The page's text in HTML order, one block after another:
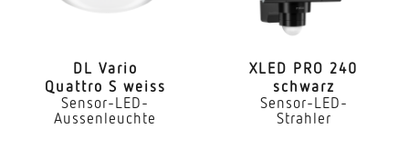
LED Kühlsystem
Passive Thermo Control
DL Vario
Quattro S weiss
Sensor-LED-
Aussenleuchte
XLED PRO 240
schwarz
Sensor-LED-
Strahler